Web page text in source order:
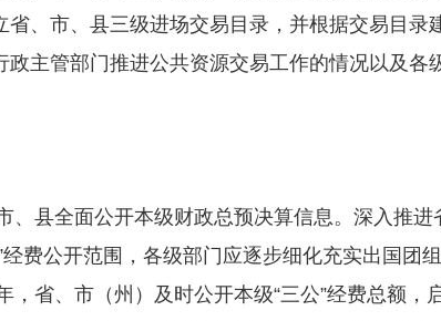
、市、县三级进场交易目录，并根据交易目录
主管部门推进公共资源交易工作的情况以及各
县全面公开本级财政总预决算信息。深入推进
费公开范围，各级部门应逐步细化充实出国团
省、市（州）及时公开本级“三公”经费总额，